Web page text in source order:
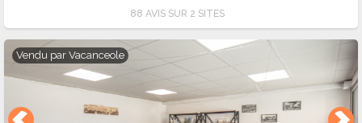
88 AVIS SUR 2 SITES
Vendu par Vacanceole